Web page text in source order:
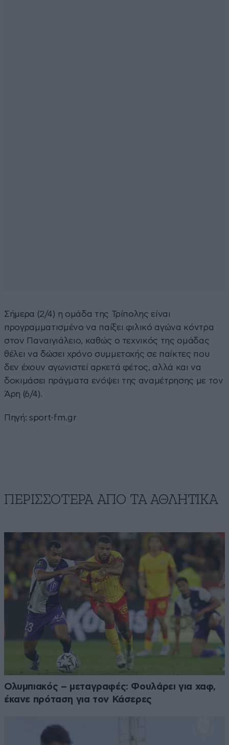
Σήμερα (2/4) η ομάδα της Τρίπολης είναι
προγραμματισμένο να παίξει φιλικό αγώνα κόντρα
στον Παναιγιάλειο, καθώς ο τεχνικός της ομάδας
θέλει να δώσει χρόνο συμμετοχής σε παίκτες που
δεν έχουν αγωνιστεί αρκετά φέτος, αλλά και να
δοκιμάσει πράγματα ενόψει της αναμέτρησης με τον
Άρη (6/4).
Πηγή: sport-fm.gr
ΠΕΡΙΣΣΟΤΕΡΑ ΑΠΟ ΤA ΑΘΛΗΤΙΚΑ
Ολυμπιακός – μεταγραφές: Φουλάρει για χαφ,
έκανε πρόταση για τον Κάσερες